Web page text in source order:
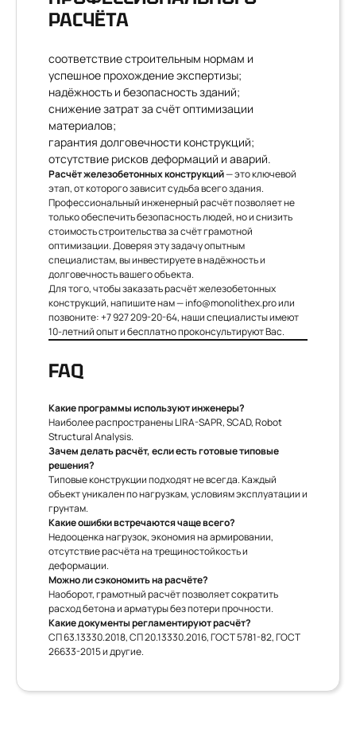
РАСЧЁТА
соответствие строительным нормам и
успешное прохождение экспертизы;
надёжность и безопасность зданий;
снижение затрат за счёт оптимизации
материалов;
гарантия долговечности конструкций;
отсутствие рисков деформаций и аварий.
Расчёт железобетонных конструкций— это ключевой
этап, от которого зависит судьба всего здания.
Профессиональный инженерный расчёт позволяет не
только обеспечить безопасность людей, но и снизить
стоимость строительства за счёт грамотной
оптимизации. Доверяя эту задачу опытным
специалистам, вы инвестируете в надёжность и
долговечность вашего объекта.
Для того, чтобы заказать расчёт железобетонных
конструкций, напишите нам —info@monolithex.proили
позвоните:+7 927 209-20-64, наши специалисты имеют
10-летний опыт и бесплатно проконсультируют Вас.
FAQ
Какие программы используют инженеры?
Наиболее распространены LIRA-SAPR, SCAD, Robot
Structural Analysis.
Зачем делать расчёт, если есть готовые типовые
решения?
Типовые конструкции подходят не всегда. Каждый
объект уникален по нагрузкам, условиям эксплуатации и
грунтам.
Какие ошибки встречаются чаще всего?
Недооценка нагрузок, экономия на армировании,
отсутствие расчёта на трещиностойкость и
деформации.
Можно ли сэкономить на расчёте?
Наоборот, грамотный расчёт позволяет сократить
расход бетона и арматуры без потери прочности.
Какие документы регламентируют расчёт?
СП 63.13330.2018, СП 20.13330.2016, ГОСТ 5781-82, ГОСТ
26633-2015 и другие.